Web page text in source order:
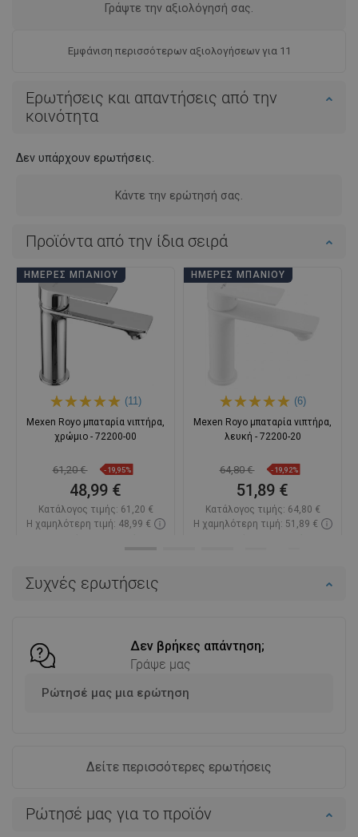
Συχνές ερωτήσεις
Δεν βρήκες απάντηση;
Γράψε μας
Ρώτησέ μας μια ερώτηση
Δείτε περισσότερες ερωτήσεις
Εμφάνιση περισσότερων αξιολογήσεων για 11
Γράψτε την αξιολόγησή σας.
Ερωτήσεις και απαντήσεις από την
κοινότητα
Δεν υπάρχουν ερωτήσεις.
Κάντε την ερώτησή σας.
Ρώτησέ μας για το προϊόν
Προϊόντα από την ίδια σειρά
ΗΜΈΡΕΣ ΜΠΆΝΙΟΥ
(11)
Mexen Royo μπαταρία νιπτήρα,
χρώμιο - 72200-00
61,20 € -19,95%
48,99 €
Κατάλογος τιμής: 61,20 €
Η χαμηλότερη τιμή: 48,99 €
ΗΜΈΡΕΣ ΜΠΆΝΙΟΥ
(6)
Mexen Royo μπαταρία νιπτήρα,
λευκή - 72200-20
64,80 € -19,92%
51,89 €
Κατάλογος τιμής: 64,80 €
Η χαμηλότερη τιμή: 51,89 €